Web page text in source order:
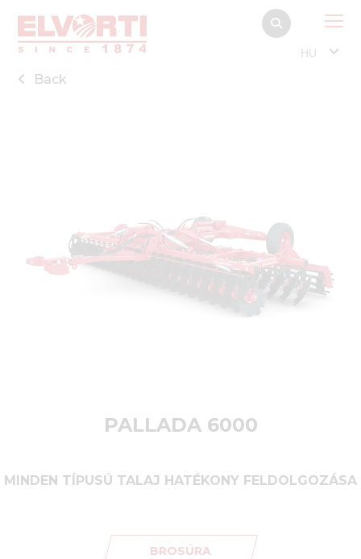
HU
Back
PALLADA 6000
MINDEN TÍPUSÚ TALAJ HATÉKONY FELDOLGOZÁSA
BROSÚRA